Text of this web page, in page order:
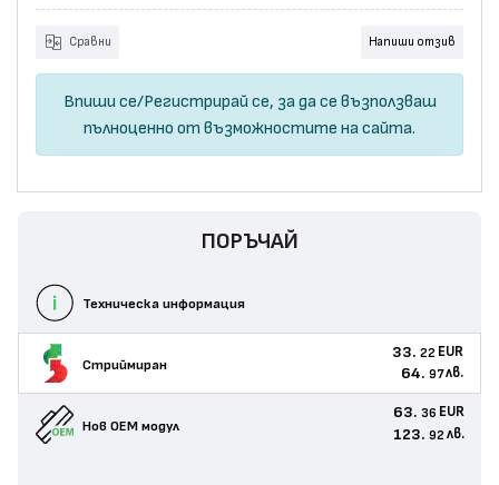
Сравни Напиши отзив
Впиши се/Регистрирай се, за да се възползваш
пълноценно от възможностите на сайта.
ПОРЪЧАЙ
Техническа информация
Стриймиран
33. 22 EUR
64. 97 лв.
Нов ОЕМ модул
63. 36 EUR
123. 92 лв.